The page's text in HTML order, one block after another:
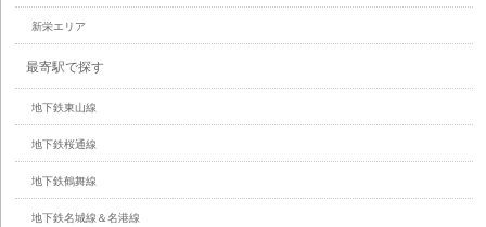
新栄エリア
最寄駅で探す
地下鉄東山線
地下鉄桜通線
地下鉄鶴舞線
地下鉄名城線＆名港線